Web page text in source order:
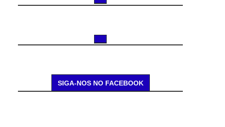
SIGA-NOS NO FACEBOOK